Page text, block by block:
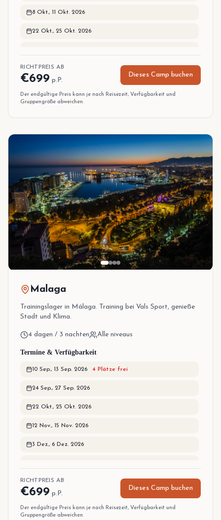
8 Okt., 11 Okt. 2026
22 Okt., 25 Okt. 2026
12 Nov., 15 Nov. 2026
RICHTPREIS AB
€699 p.P.
Dieses Camp buchen
Der endgültige Preis kann je nach Reisezeit, Verfügbarkeit und
Gruppengröße abweichen.
Malaga
Trainingslager in Málaga. Training bei Vals Sport, genieße
Stadt und Klima.
4 dagen / 3 nachten Alle niveaus
Termine & Verfügbarkeit
10 Sep., 13 Sep. 2026 4 Plätze frei
24 Sep., 27 Sep. 2026
22 Okt., 25 Okt. 2026
12 Nov., 15 Nov. 2026
3 Dez., 6 Dez. 2026
RICHTPREIS AB
€699 p.P.
Dieses Camp buchen
Der endgültige Preis kann je nach Reisezeit, Verfügbarkeit und
Gruppengröße abweichen.